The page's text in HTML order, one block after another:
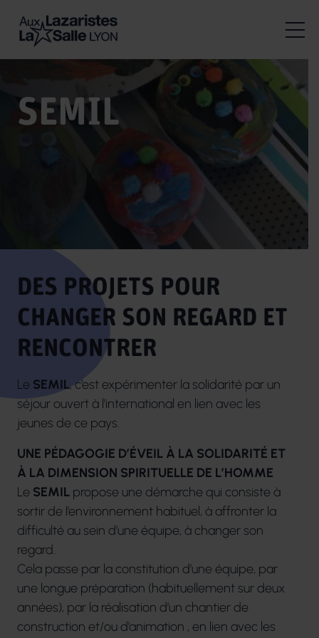
SEMIL
DES PROJETS POUR
CHANGER SON REGARD ET
RENCONTRER
Le SEMIL, c’est expérimenter la solidarité par un
séjour ouvert à l’international en lien avec les
jeunes de ce pays.
UNE PÉDAGOGIE D’ÉVEIL À LA SOLIDARITÉ ET
À LA DIMENSION SPIRITUELLE DE L’HOMME
Le SEMIL propose une démarche qui consiste à
sortir de l’environnement habituel, à affronter la
difficulté au sein d’une équipe, à changer son
regard.
Cela passe par la constitution d’une équipe, par
une longue préparation (habituellement sur deux
années), par la réalisation d’un chantier de
construction et/ou d’animation , en lien avec les